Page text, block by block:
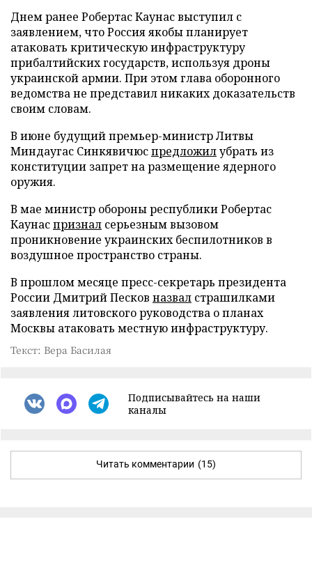
Днем ранее Робертас Каунас выступил с
заявлением, что Россия якобы планирует
атаковать критическую инфраструктуру
прибалтийских государств, используя дроны
украинской армии. При этом глава оборонного
ведомства не представил никаких доказательств
своим словам.
В июне будущий премьер-министр Литвы
Миндаугас Синкявичюспредложилубрать из
конституции запрет на размещение ядерного
оружия.
В мае министр обороны республики Робертас
Каунаспризнал серьезным вызовом
проникновение украинских беспилотников в
воздушное пространство страны.
В прошлом месяце пресс-секретарь президента
России Дмитрий Песков назвал страшилками
заявления литовского руководства о планах
Москвы атаковать местную инфраструктуру.
Текст: Вера Басилая
Подписывайтесь на наши
каналы
Читать комментарии (15)